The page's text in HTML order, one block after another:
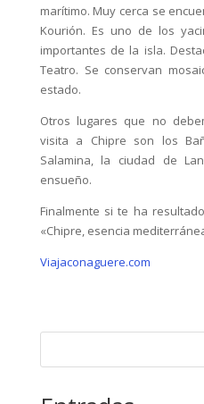
marítimo. Muy cerca se
Kourión. Es uno de los
importantes de la isla.
Teatro. Se conservan
estado.
Otros lugares que no
visita a Chipre son los
Salamina, la ciudad de
ensueño.
Finalmente si te ha
«Chipre, esencia
Viajaconaguere.com